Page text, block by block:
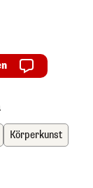
Körperkunst